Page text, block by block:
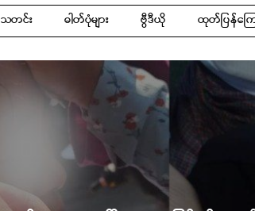
သတင်း ဓါတ်ပုံများ ဗွီဒီယို ထုတ်ပြန်ကြ